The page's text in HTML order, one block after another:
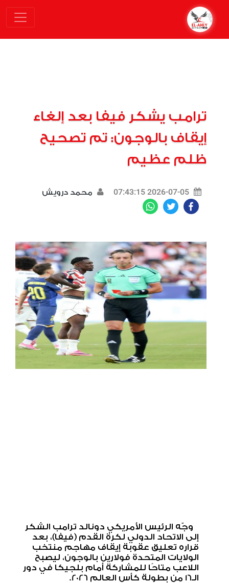
ترامب يشكر فيفا بعد إلغاء
إيقاف بالوجون: تم تصحيح
ظلم عظيم
2026-07-05 07:43:15 محمد درويش
Facebook
Twitter
وجّه الرئيس الأمريكي دونالد ترامب الشكر
إلى الاتحاد الدولي لكرة القدم (فيفا)، بعد
قراره تعليق عقوبة إيقاف مهاجم منتخب
الولايات المتحدة فولارين بالوجون، ليصبح
اللاعب متاحًا للمشاركة أمام بلجيكا في دور
الـ16 من بطولة كأس العالم 2026.